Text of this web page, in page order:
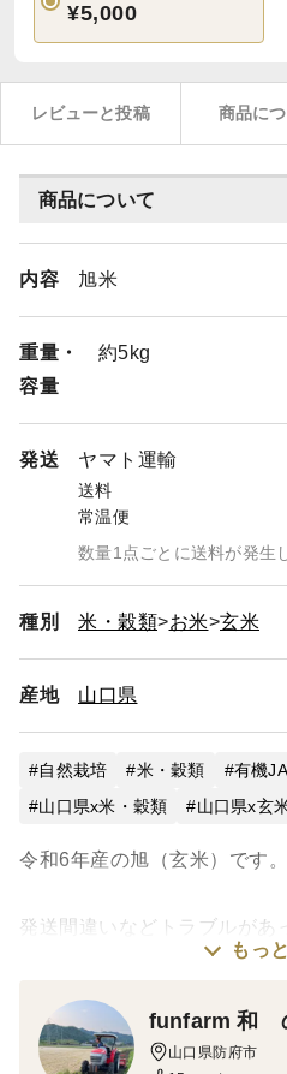
¥5,000
レビューと投稿 商品に
商品について
内容 旭米
重量・
容量
約5kg
発送 ヤマト運輸
送料
常温便
数量1点ごとに送料が発生
種別 米・穀類 お米 玄米
産地 山口県
自然栽培 米・穀類 有機
山口県x米・穀類
山口県x玄
令和6年産の旭（玄米）です。
発送間違いなどトラブルがあ
とっていましたが、予約分全
旭は30kg1袋、20kg1袋、
もっ
funfarm 和
山口県防府市